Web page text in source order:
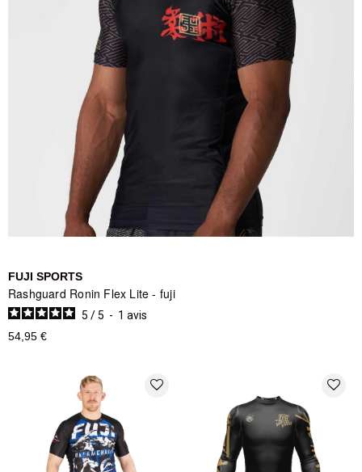
FUJI SPORTS
Rashguard Ronin Flex Lite - fuji
5 /5 - 1 avis
54,95 €
favorite_border favorite_border